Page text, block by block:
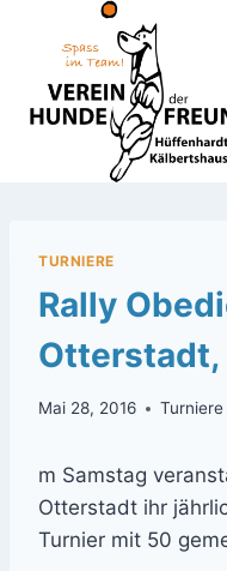
springen
TURNIERE
Rally
Otterstadt,
Mai 28, 2016 Turniere
m Samstag
Otterstadt ihr
Turnier mit 50